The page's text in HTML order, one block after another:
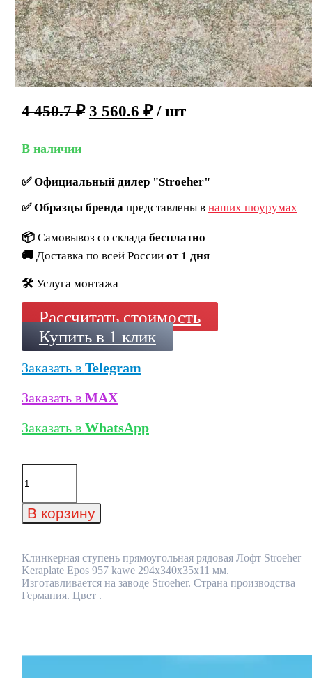
4 450.7₽ 3 560.6 ₽ / шт
В наличии
✅Официальный дилер "Stroeher"
✅Образцы брендапредставлены в наших шоурумах
📦 Самовывоз со склада бесплатно
🚚 Доставка по всей России от 1 дня
🛠️ Услуга монтажа
Рассчитать стоимость
Купить в 1 клик
Заказать в Telegram
Заказать в MAX
Заказать в WhatsApp
Количество
товара
ступень
прямоугольная
Stroeher
Keraplate
Epos
957
В корзину
Клинкерная ступень прямоугольная рядовая Лофт Stroeher
Keraplate Epos 957 kawe 294х340х35х11 мм.
Изготавливается на заводе Stroeher. Страна производства
Германия. Цвет .